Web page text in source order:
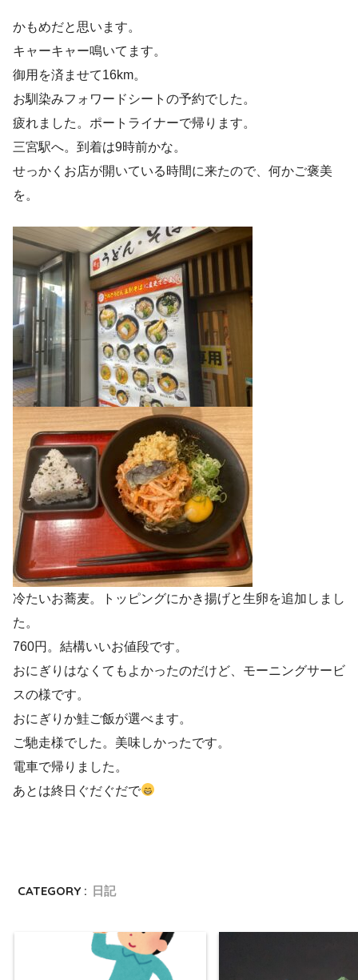
かもめだと思います。
キャーキャー鳴いてます。
御用を済ませて16km。
お馴染みフォワードシートの予約でした。
疲れました。ポートライナーで帰ります。
三宮駅へ。到着は9時前かな。
せっかくお店が開いている時間に来たので、何かご褒美
を。
冷たいお蕎麦。トッピングにかき揚げと生卵を追加しまし
た。
760円。結構いいお値段です。
おにぎりはなくてもよかったのだけど、モーニングサービ
スの様です。
おにぎりか鮭ご飯が選べます。
ご馳走様でした。美味しかったです。
電車で帰りました。
あとは終日ぐだぐだで
CATEGORY : 日記